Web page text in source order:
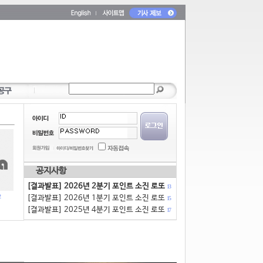
공지사항
[결과발표] 2026년 2분기 포인트 소진 로또 13
[결과발표] 2026년 1분기 포인트 소진 로또 15
[결과발표] 2025년 4분기 포인트 소진 로또 17